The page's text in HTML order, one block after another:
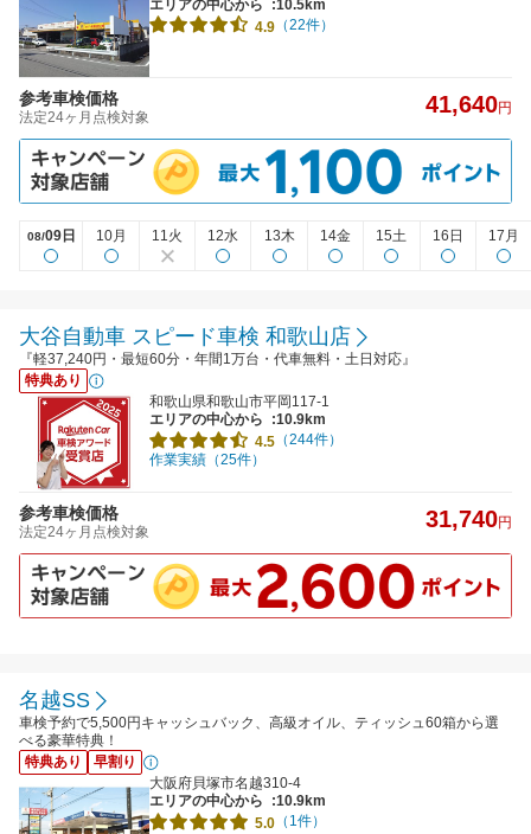
エリアの中心から
:10.5km
4.9 （22件）
参考車検価格
法定24ヶ月点検対象 41,640円
08/09日 10月 11火 12水 13木 14金 15土 16日 17月
大谷自動車 スピード車検 和歌山店
『軽37,240円・最短60分・年間1万台・代車無料・土日対応』
特典あり
和歌山県和歌山市平岡117-1
エリアの中心から
:10.9km
4.5 （244件）
作業実績（25件）
参考車検価格
法定24ヶ月点検対象 31,740円
名越SS
車検予約で5,500円キャッシュバック、高級オイル、ティッシュ60箱から選
べる豪華特典！
特典あり
早割り
大阪府貝塚市名越310-4
エリアの中心から
:10.9km
5.0 （1件）